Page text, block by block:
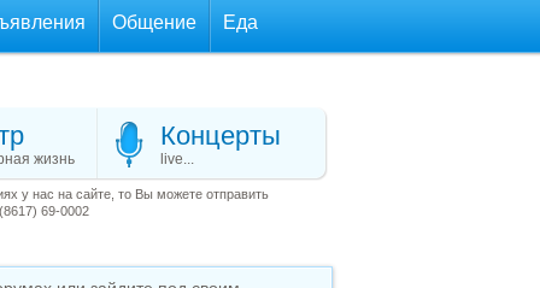
Общение Еда
жизнь
Концерты
live...
у нас на сайте, то Вы можете отправить
69-0002